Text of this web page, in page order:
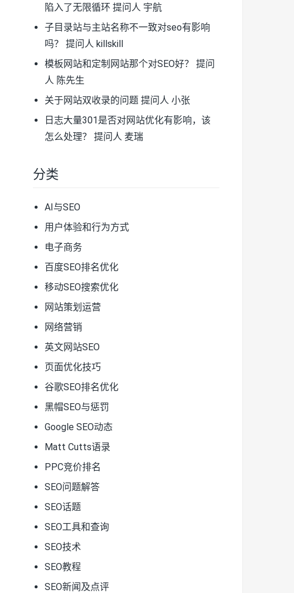
陷入了无限循环 提问人 宇航
子目录站与主站名称不一致对seo有影响
吗？
提问人 killskill
模板网站和定制网站那个对SEO好？
提问
人 陈先生
关于网站双收录的问题提问人 小张
日志大量301是否对网站优化有影响，该
怎么处理？
提问人 麦瑞
分类
AI与SEO
用户体验和行为方式
电子商务
百度SEO排名优化
移动SEO搜索优化
网站策划运营
网络营销
英文网站SEO
页面优化技巧
谷歌SEO排名优化
黑帽SEO与惩罚
Google SEO动态
Matt Cutts语录
PPC竞价排名
SEO问题解答
SEO话题
SEO工具和查询
SEO技术
SEO教程
SEO新闻及点评